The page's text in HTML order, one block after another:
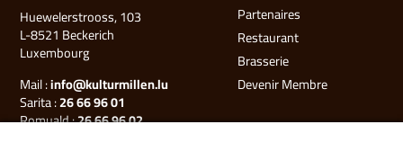
Huewelerstrooss, 103
L-8521 Beckerich
Luxembourg
Mail :info@kulturmillen.lu
Sarita :26 66 96 01
Romuald :26 66 96 02
Partenaires
Restaurant
Brasserie
Devenir Membre